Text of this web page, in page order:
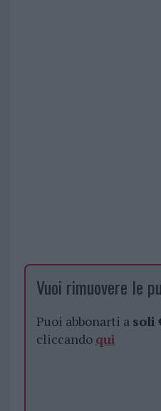
Vuoi rimuovere le
Puoi abbonarti a soli
cliccando qui